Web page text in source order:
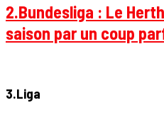
2.Bundesliga : Le
saison par un coup
3.Liga